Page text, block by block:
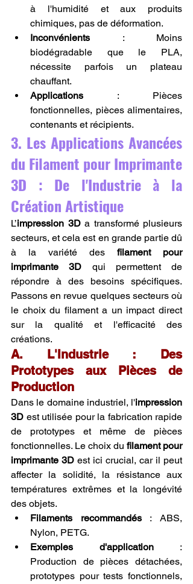
à l'humidité et aux produits
chimiques, pas de déformation.
Inconvénients : Moins
biodégradable que le PLA,
nécessite parfois un plateau
chauffant.
Applications : Pièces
fonctionnelles, pièces alimentaires,
contenants et récipients.
3. Les Applications Avancées
du Filament pour Imprimante
3D : De l'Industrie à la
Création Artistique
L’impression 3D a transformé plusieurs
secteurs, et cela est en grande partie dû
à la variété des filament pour
imprimante 3D qui permettent de
répondre à des besoins spécifiques.
Passons en revue quelques secteurs où
le choix du filament a un impact direct
sur la qualité et l'efficacité des
créations.
A. L'Industrie : Des
Prototypes aux Pièces de
Production
Dans le domaine industriel, l'impression
3D est utilisée pour la fabrication rapide
de prototypes et même de pièces
fonctionnelles. Le choix du filament pour
imprimante 3D est ici crucial, car il peut
affecter la solidité, la résistance aux
températures extrêmes et la longévité
des objets.
Filaments recommandés : ABS,
Nylon, PETG.
Exemples d'application :
Production de pièces détachées,
prototypes pour tests fonctionnels,